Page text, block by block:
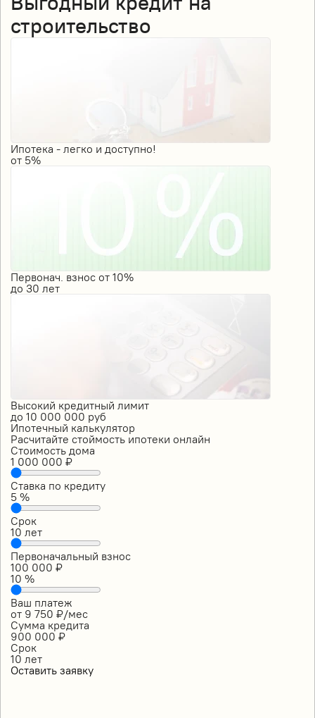
строительство
Ипотека - легко и доступно!
от 5%
Первонач. взнос от 10%
до 30 лет
Высокий кредитный лимит
до 10 000 000 руб
Ипотечный калькулятор
Расчитайте стоймость ипотеки онлайн
Стоимость дома
1 000 000 ₽
Ставка по кредиту
5 %
Срок
10 лет
Первоначальный взнос
100 000 ₽
10 %
Ваш платеж
от 9 750 ₽/мес
Сумма кредита
900 000 ₽
Срок
10 лет
Оставить заявку